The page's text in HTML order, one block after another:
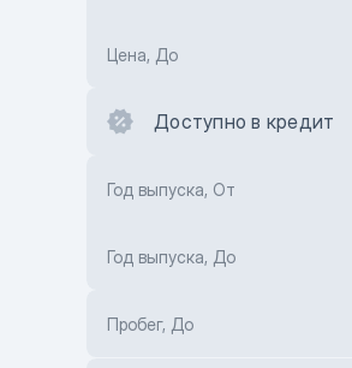
Цена, До
Доступно в кредит
Год выпуска, От
Год выпуска, До
Пробег, До